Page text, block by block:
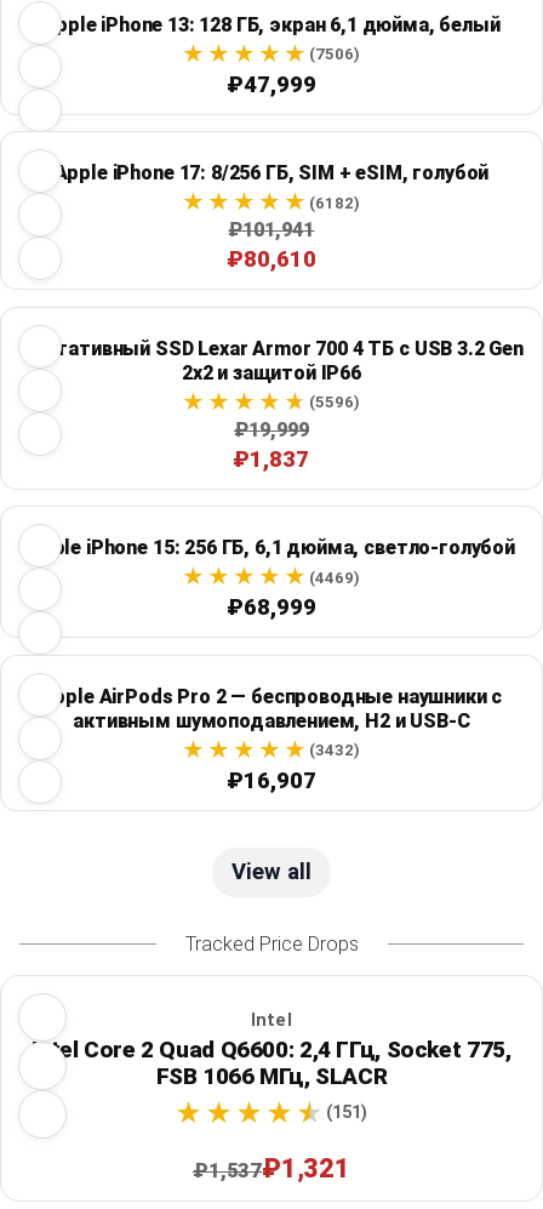
Apple iPhone 13: 128 ГБ, экран 6,1 дюйма, белый
(7506)
₽47,999
Apple iPhone 17: 8/256 ГБ, SIM + eSIM, голубой
(6182)
₽101,941
₽80,610
Портативный SSD Lexar Armor 700 4 ТБ с USB 3.2 Gen
2x2 и защитой IP66
(5596)
₽19,999
₽1,837
Apple iPhone 15: 256 ГБ, 6,1 дюйма, светло-голубой
(4469)
₽68,999
Apple AirPods Pro 2 — беспроводные наушники с
активным шумоподавлением, H2 и USB-C
(3432)
₽16,907
View all
Tracked Price Drops
Intel
Intel Core 2 Quad Q6600: 2,4 ГГц, Socket 775,
FSB 1066 МГц, SLACR
(151)
₽1,537₽1,321